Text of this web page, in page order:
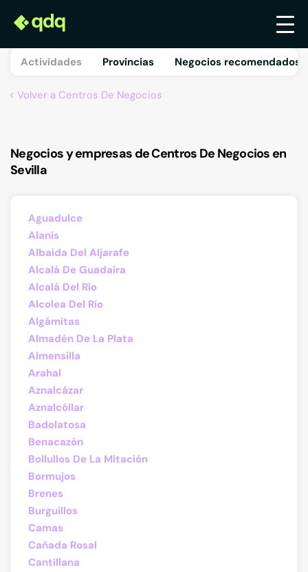
Actividades Provincias Negocios recomendados
Volver a Centros De Negocios
Negocios y empresas de Centros De Negocios en
Sevilla
Aguadulce
Alanís
Albaida Del Aljarafe
Alcalá De Guadaíra
Alcalá Del Río
Alcolea Del Río
Algámitas
Almadén De La Plata
Almensilla
Arahal
Aznalcázar
Aznalcóllar
Badolatosa
Benacazón
Bollullos De La Mitación
Bormujos
Brenes
Burguillos
Camas
Cañada Rosal
Cantillana